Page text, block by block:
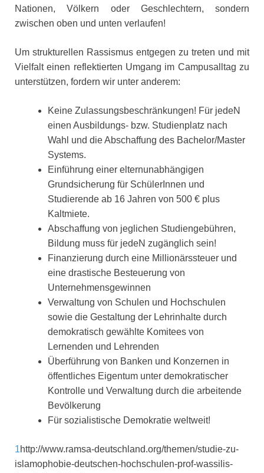
Nationen, Völkern oder Geschlechtern, sondern
zwischen oben und unten verlaufen!
Um strukturellen Rassismus entgegen zu treten und mit
Vielfalt einen reflektierten Umgang im Campusalltag zu
unterstützen, fordern wir unter anderem:
Keine Zulassungsbeschränkungen! Für jedeN
einen Ausbildungs- bzw. Studienplatz nach
Wahl und die Abschaffung des Bachelor/Master
Systems.
Einführung einer elternunabhängigen
Grundsicherung für SchülerInnen und
Studierende ab 16 Jahren von 500 € plus
Kaltmiete.
Abschaffung von jeglichen Studiengebühren,
Bildung muss für jedeN zugänglich sein!
Finanzierung durch eine Millionärssteuer und
eine drastische Besteuerung von
Unternehmensgewinnen
Verwaltung von Schulen und Hochschulen
sowie die Gestaltung der Lehrinhalte durch
demokratisch gewählte Komitees von
Lernenden und Lehrenden
Überführung von Banken und Konzernen in
öffentliches Eigentum unter demokratischer
Kontrolle und Verwaltung durch die arbeitende
Bevölkerung
Für sozialistische Demokratie weltweit!
1http://www.ramsa-deutschland.org/themen/studie-zu-
islamophobie-deutschen-hochschulen-prof-wassilis-